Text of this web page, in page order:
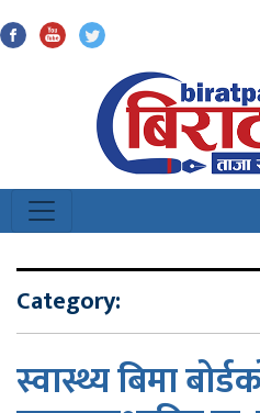
Category:
स्वास्थ्य बिमा